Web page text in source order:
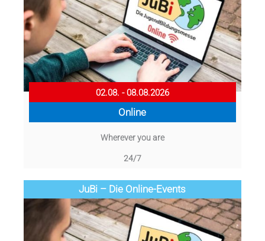
02.08. - 08.08.2026
Online
Wherever you are
24/7
JuBi – Die Online-Events